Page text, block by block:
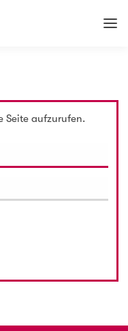
Seite aufzurufen.